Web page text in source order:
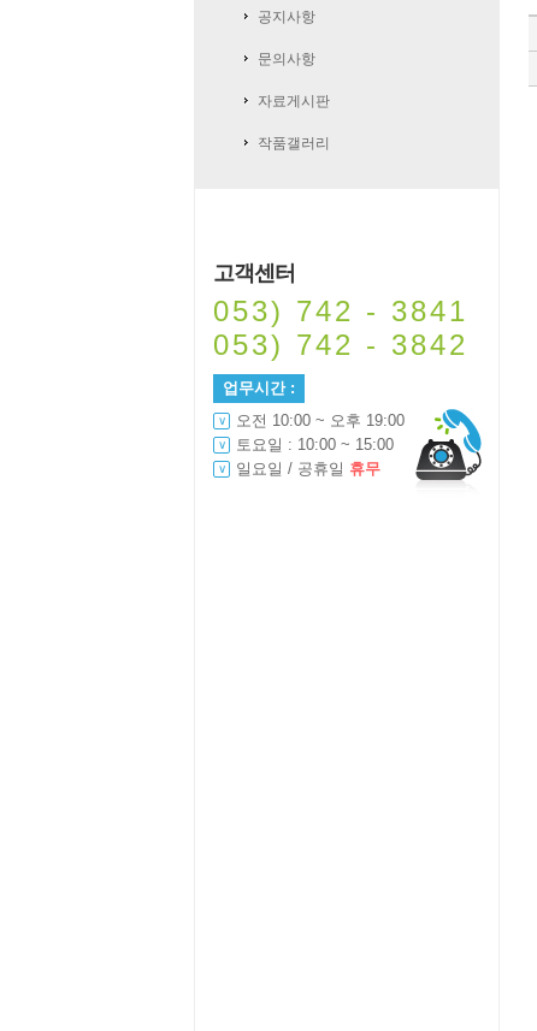
공지사항
문의사항
자료게시판
작품갤러리
고객센터
053) 742 - 3841
053) 742 - 3842
업무시간 :
오전 10:00 ~ 오후 19:00
토요일 : 10:00 ~ 15:00
일요일 / 공휴일 휴무